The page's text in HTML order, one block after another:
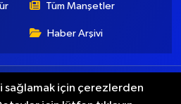
Tüm Manşetler
Haber Arşivi
Gizlilik Koşulları
sağlamak için çerezlerden